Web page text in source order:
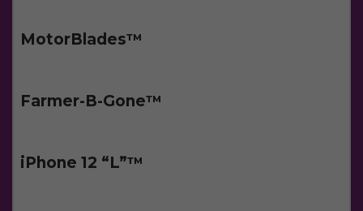
MotorBlades™️
Farmer-B-Gone™️
iPhone 12 “L”™️